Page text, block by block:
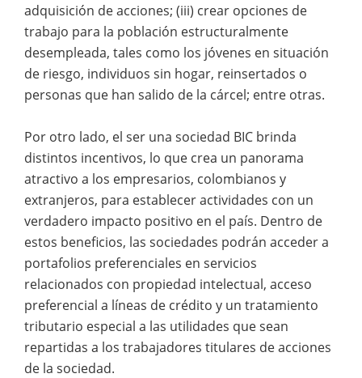
adquisición de acciones; (iii) crear opciones de
trabajo para la población estructuralmente
desempleada, tales como los jóvenes en situación
de riesgo, individuos sin hogar, reinsertados o
personas que han salido de la cárcel; entre otras.
Por otro lado, el ser una sociedad BIC brinda
distintos incentivos, lo que crea un panorama
atractivo a los empresarios, colombianos y
extranjeros, para establecer actividades con un
verdadero impacto positivo en el país. Dentro de
estos beneficios, las sociedades podrán acceder a
portafolios preferenciales en servicios
relacionados con propiedad intelectual, acceso
preferencial a líneas de crédito y un tratamiento
tributario especial a las utilidades que sean
repartidas a los trabajadores titulares de acciones
de la sociedad.